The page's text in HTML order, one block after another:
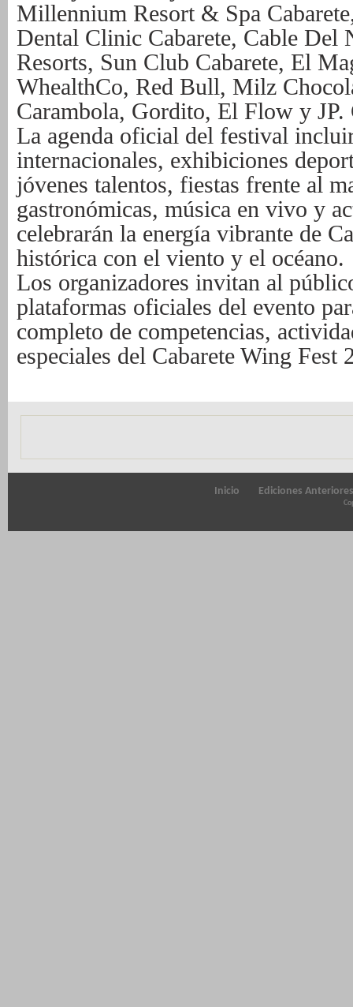
Millennium Resort & Spa
Dental Clinic Cabarete, Cable Del
Resorts, Sun Club Cabarete, El
WhealthCo, Red Bull, Milz
Carambola, Gordito, El Flow y JP.
La agenda oficial del festival
internacionales, exhibiciones
jóvenes talentos, fiestas frente al
gastronómicas, música en vivo y
celebrarán la energía vibrante de
histórica con el viento y el océano.
Los organizadores invitan al
plataformas oficiales del evento
completo de competencias,
especiales del Cabarete Wing Fest
Inicio Ediciones Anteriores